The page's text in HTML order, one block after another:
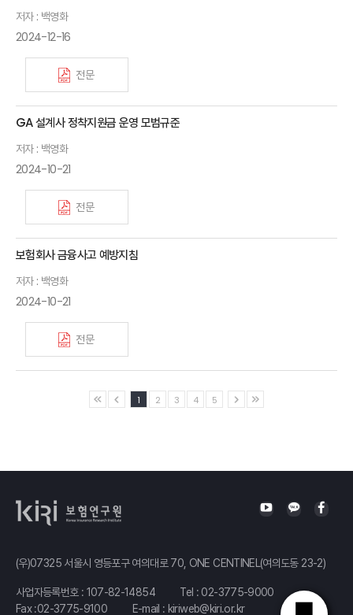
저자 : 백영화
2024-12-16
전문
GA 설계사 정착지원금 운영 모범규준
저자 : 백영화
2024-10-21
전문
보험회사 금융사고 예방지침
저자 : 백영화
2024-10-21
전문
1 2 3 4 5
(우)07325 서울시 영등포구 여의대로 70, ONE CENTINEL(여의도동 23-2)
사업자등록번호 : 107-82-14854 Tel : 02-3775-9000
Fax :02-3775-9100
E-mail : kiriweb@kiri.or.kr